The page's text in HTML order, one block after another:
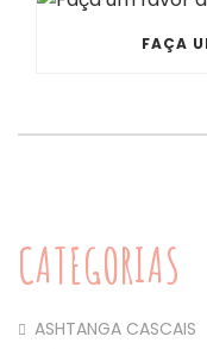
FAÇA
CATEGORIAS
ASHTANGA CASCAIS